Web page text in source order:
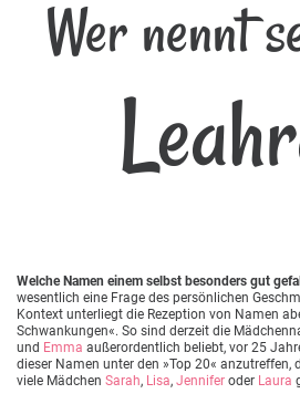
Wer nennt
Welche Namen einem selbst besonders gut
wesentlich eine Frage des persönlichen
Kontext unterliegt die Rezeption von Namen
Schwankungen«. So sind derzeit die
und Emma außerordentlich beliebt, vor 25
dieser Namen unter den »Top 20« anzutreffen,
viele Mädchen Sarah, Lisa, Jennifer oder Laura